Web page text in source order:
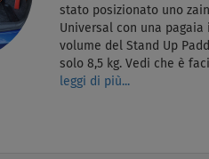
stato posizionato uno
Universal con una pagaia
volume del Stand Up
solo 8,5 kg. Vedi che è
leggi di più...